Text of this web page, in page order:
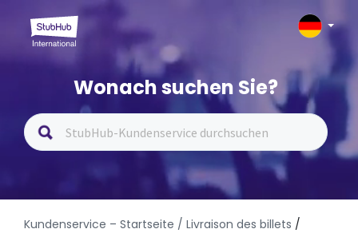
Wonach suchen Sie?
Kundenservice – Startseite / Livraison des billets /